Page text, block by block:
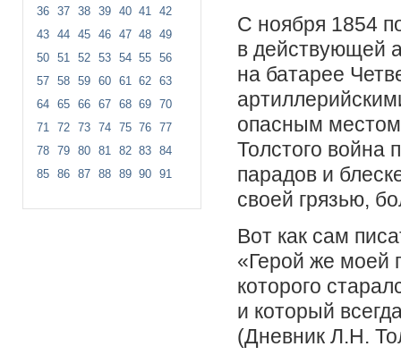
36 37 38 39 40 41
42
43 44 45 46 47 48
49
50 51 52 53 54 55
56
57 58 59 60 61 62
63
64 65 66 67 68 69
70
71
72 73 74 75 76
77
78 79 80 81 82 83
84
85 86 87 88 89 90 91
С ноября 1854
в действующей
на батарее
опасным местом
Толстого война
парадов и
своей грязью,
Вот как сам
«Герой же моей
которого
и который
(Дневник Л.Н.